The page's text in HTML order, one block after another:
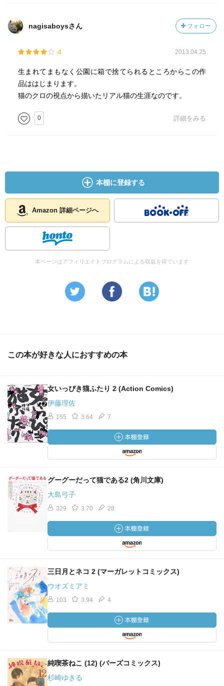
nagisaboysさん フォロー
4 2013.04.25
生まれてまもなく公園に箱で捨てられるところからこの作
品ははじまります。
猫のクロの視点から描いたリアル猫の生涯なのです。
0 詳細をみる
本棚に登録する
Amazon 詳細ページへ
本ページはアフィリエイトプログラムによる収益を得ています
この本が好きな人におすすめの本
女いっぴき猫ふたり 2 (Action Comics)
伊藤理佐
155 3.64 7
グーグーだって猫である2 (角川文庫)
大島弓子
329 3.70 28
三日月とネコ 2 (マーガレットコミックス)
ウオズミアミ
103 3.94 4
純喫茶ねこ (12) (バーズコミックス)
杉崎ゆきる